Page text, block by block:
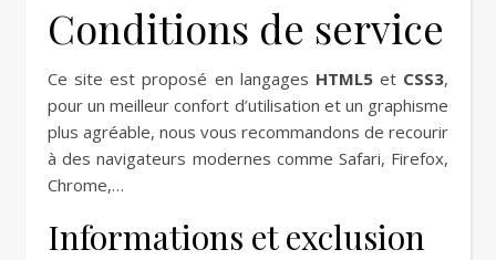
Conditions de service
Ce site est proposé en langages HTML5 et CSS3,
pour un meilleur confort d’utilisation et un graphisme
plus agréable, nous vous recommandons de recourir
à des navigateurs modernes comme Safari, Firefox,
Chrome,…
Informations et exclusion